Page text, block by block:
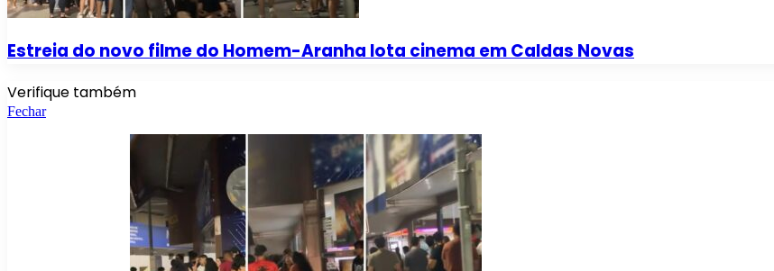
Estreia do novo filme do Homem-Aranha lota cinema em Caldas Novas
Verifique também
Fechar